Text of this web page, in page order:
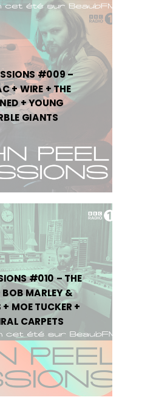
#009 –
+ WIRE + THE
+ YOUNG
GIANTS
#010 – THE
BOB MARLEY &
+ MOE TUCKER +
CARPETS